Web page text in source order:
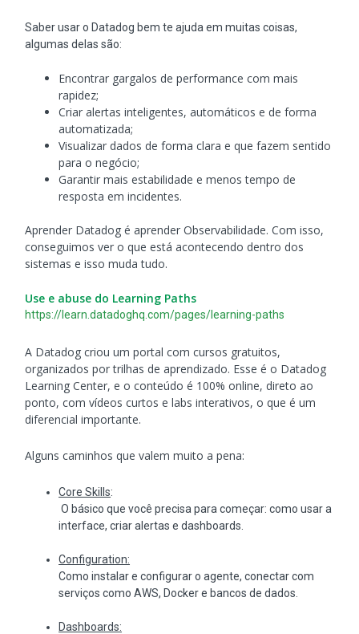
Saber usar o Datadog bem te ajuda em muitas coisas,
algumas delas são:
Encontrar gargalos de performance com mais
rapidez;
Criar alertas inteligentes, automáticos e de forma
automatizada;
Visualizar dados de forma clara e que fazem sentido
para o negócio;
Garantir mais estabilidade e menos tempo de
resposta em incidentes.
Aprender Datadog é aprender Observabilidade. Com isso,
conseguimos ver o que está acontecendo dentro dos
sistemas e isso muda tudo.
Use e abuse do Learning Paths
https://learn.datadoghq.com/pages/learning-paths
A Datadog criou um portal com cursos gratuitos,
organizados por trilhas de aprendizado. Esse é o Datadog
Learning Center, e o conteúdo é 100% online, direto ao
ponto, com vídeos curtos e labs interativos, o que é um
diferencial importante.
Alguns caminhos que valem muito a pena:
Core Skills:
O básico que você precisa para começar: como usar a
interface, criar alertas e dashboards.
Configuration:
Como instalar e configurar o agente, conectar com
serviços como AWS, Docker e bancos de dados.
Dashboards: